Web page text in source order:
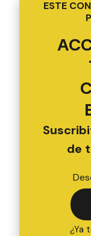
ESTE
de
¿Ya